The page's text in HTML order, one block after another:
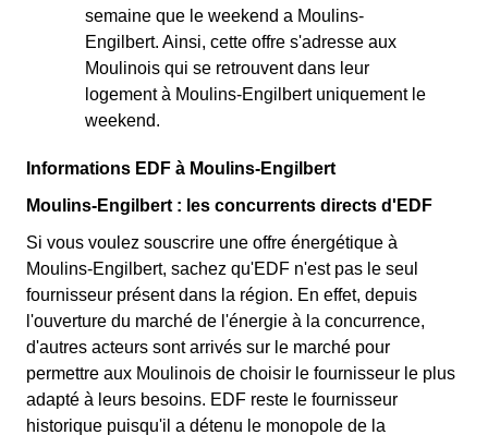
semaine que le weekend a Moulins-
Engilbert. Ainsi, cette offre s'adresse aux
Moulinois qui se retrouvent dans leur
logement à Moulins-Engilbert uniquement le
weekend.
Informations EDF à Moulins-Engilbert
Moulins-Engilbert : les concurrents directs d'EDF
Si vous voulez souscrire une offre énergétique à
Moulins-Engilbert, sachez qu'EDF n'est pas le seul
fournisseur présent dans la région. En effet, depuis
l'ouverture du marché de l'énergie à la concurrence,
d'autres acteurs sont arrivés sur le marché pour
permettre aux Moulinois de choisir le fournisseur le plus
adapté à leurs besoins. EDF reste le fournisseur
historique puisqu'il a détenu le monopole de la